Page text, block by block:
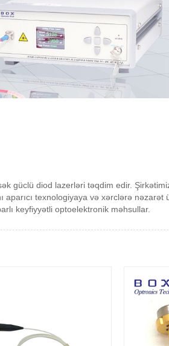
güclü diod lazerləri təqdim edir.
aparıcı texnologiyaya və xərclərə
keyfiyyətli optoelektronik məhsullar.